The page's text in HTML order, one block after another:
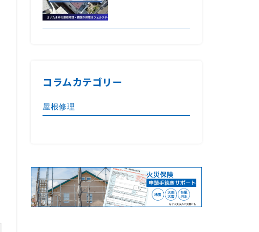
コラムカテゴリー
屋根修理